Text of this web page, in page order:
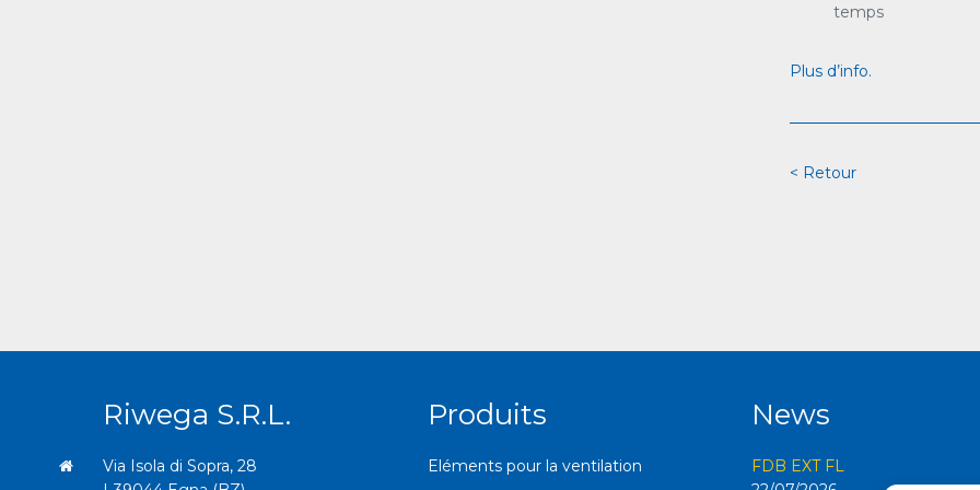
temps
Plus d’info.
< Retour
Riwega S.r.l.
Via Isola di Sopra, 28
Produits
Eléments pour la ventilation
News
FDB EXT FL